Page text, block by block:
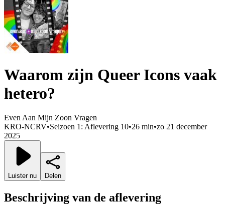
Waarom zijn Queer Icons vaak
hetero?
Even Aan Mijn Zoon Vragen
KRO-NCRV•Seizoen 1: Aflevering 10•26 min•zo 21 december
2025
Luister nu Delen
Beschrijving van de aflevering